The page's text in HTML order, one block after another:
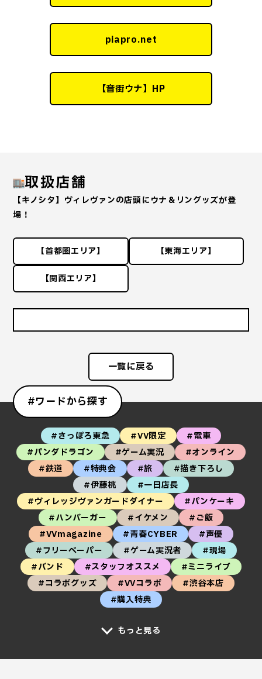
piapro.net
【音街ウナ】HP
取扱店舗
【キノシタ】ヴィレヴァンの店頭にウナ＆リングッズが登
場！
【首都圏エリア】 【東海エリア】
【関西エリア】
一覧に戻る
#ワードから探す
#さっぽろ東急 #VV限定
#電車
#パンダドラゴン
#ゲーム実況
#オンライン
#鉄道
#特典会 #旅
#描き下ろし
#伊藤桃
#一日店長
#ヴィレッジヴァンガードダイナー
#パンケーキ
#ハンバーガー
#イケメン
#ご飯
#VVmagazine
#青春CYBER
#声優
#フリーペーパー
#ゲーム実況者
#現場
#バンド
#スタッフオススメ
#ミニライブ
#コラボグッズ
#VVコラボ
#渋谷本店
#購入特典
もっと見る